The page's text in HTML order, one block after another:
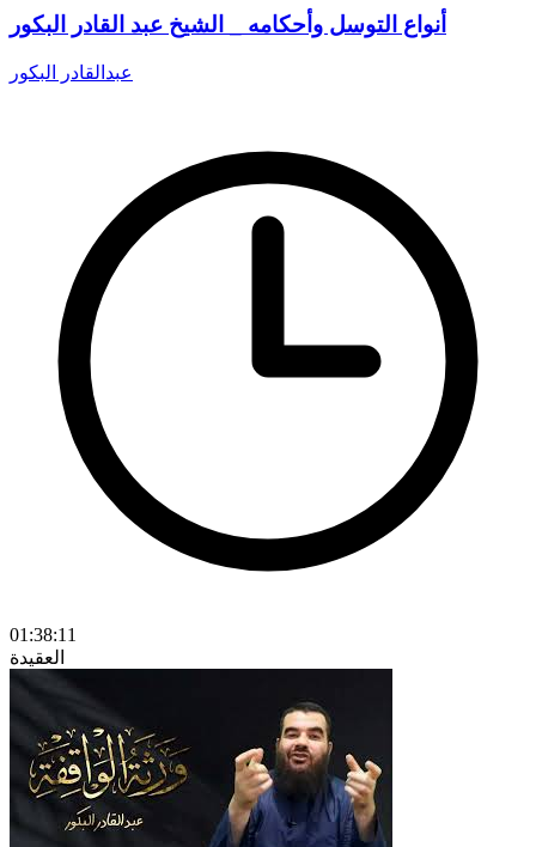
أنواع التوسل وأحكامه _ الشيخ عبد القادر البكور
عبدالقادر البكور
01:38:11
العقيدة